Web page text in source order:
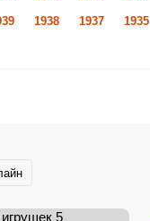
1938 1937 1935